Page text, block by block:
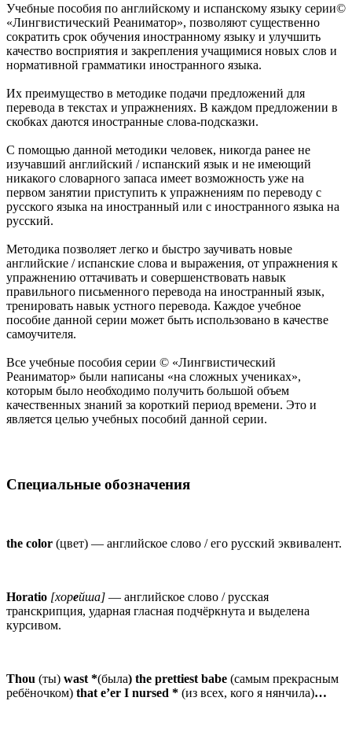
Учебные пособия по английскому и испанскому языку серии©
«Лингвистический Реаниматор», позволяют существенно
сократить срок обучения иностранному языку и улучшить
качество восприятия и закрепления учащимися новых слов и
нормативной грамматики иностранного языка.
Их преимущество в методике подачи предложений для
перевода в текстах и упражнениях. В каждом предложении в
скобках даются иностранные слова-подсказки.
С помощью данной методики человек, никогда ранее не
изучавший английский / испанский язык и не имеющий
никакого словарного запаса имеет возможность уже на
первом занятии приступить к упражнениям по переводу с
русского языка на иностранный или с иностранного языка на
русский.
Методика позволяет легко и быстро заучивать новые
английские / испанские слова и выражения, от упражнения к
упражнению оттачивать и совершенствовать навык
правильного письменного перевода на иностранный язык,
тренировать навык устного перевода. Каждое учебное
пособие данной серии может быть использовано в качестве
самоучителя.
Все учебные пособия серии © «Лингвистический
Реаниматор» были написаны «на сложных учениках»,
которым было необходимо получить большой объем
качественных знаний за короткий период времени. Это и
является целью учебных пособий данной серии.
Специальные обозначения
the color (цвет) — английское слово / его русский эквивалент.
Horatio [хорейша] — английское слово / русская
транскрипция, ударная гласная подчёркнута и выделена
курсивом.
Thou (ты) wast *(была) the prettiest babe (самым прекрасным
ребёночком) that e’er I nursed * (из всех, кого я нянчила)…